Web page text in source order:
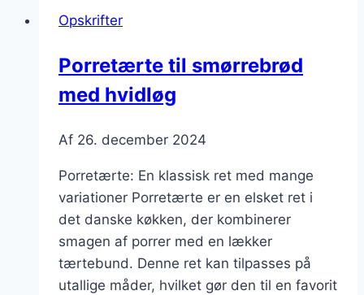
delikat
blanding
Opskrifter
Porretærte til smørrebrød
med hvidløg
Af 26. december 2024
Porretærte: En klassisk ret med mange
variationer Porretærte er en elsket ret i
det danske køkken, der kombinerer
smagen af porrer med en lækker
tærtebund. Denne ret kan tilpasses på
utallige måder, hvilket gør den til en favorit